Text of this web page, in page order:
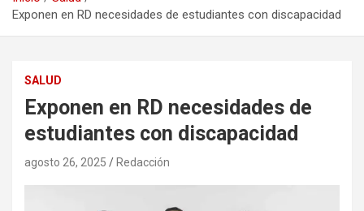
Exponen en RD necesidades de estudiantes con discapacidad
SALUD
Exponen en RD necesidades de
estudiantes con discapacidad
agosto 26, 2025 Redacción